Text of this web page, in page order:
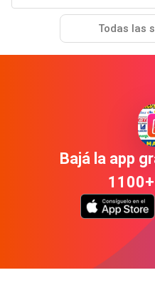
Todas las
Bajá la app